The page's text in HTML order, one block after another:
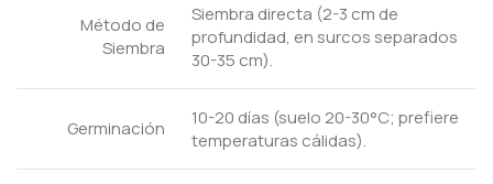
Método de
Siembra
Siembra directa (2-3 cm de
profundidad, en surcos separados
30-35 cm).
Germinación
10-20 días (suelo 20-30°C; prefiere
temperaturas cálidas).